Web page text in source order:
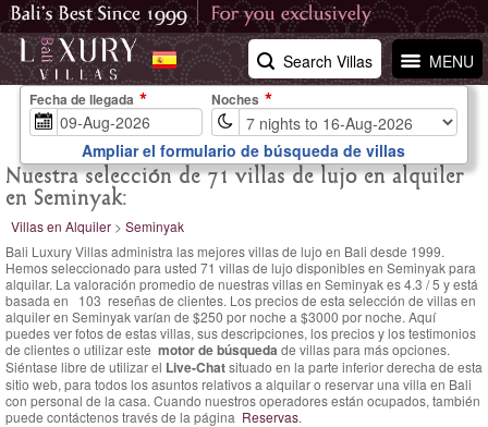
MENU
Search Villas
Nuestra selección de 71 villas de lujo en alquiler
en Seminyak:
Villas en Alquiler > Seminyak
Bali Luxury Villas administra las mejores villas de lujo en Bali desde 1999.
Hemos seleccionado para usted 71 villas de lujo disponibles en Seminyak para
alquilar. La valoración promedio de nuestras villas en Seminyak es4.3 /5 y está
basada en 103 reseñas de clientes. Los precios de esta selección de villas en
alquiler en Seminyak varían de $250 por noche a $3000 por noche. Aquí
puedes ver fotos de estas villas, sus descripciones, los precios y los testimonios
de clientes o utilizar este motor de búsqueda de villas para más opciones.
Siéntase libre de utilizar el Live-Chatsituado en la parte inferior derecha de esta
sitio web, para todos los asuntos relativos a alquilar o reservar una villa en Bali
con personal de la casa. Cuando nuestros operadores están ocupados, también
puede contáctenos través de la página Reservas.
Fecha de llegada Noches
Ampliar el formulario de búsqueda de villas